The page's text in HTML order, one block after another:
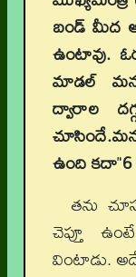
బండ్ మీద
ఉంటావు.
మాడల్ మన
ద్వారాల
ఉంది కదా"6
తను
చెప్తూ
వింటాడు.